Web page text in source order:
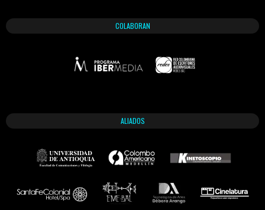
COLABORAN
ALIADOS